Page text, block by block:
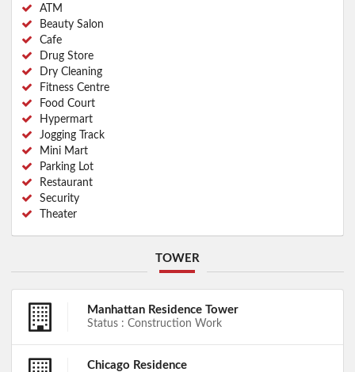
ATM
Beauty Salon
Cafe
Drug Store
Dry Cleaning
Fitness Centre
Food Court
Hypermart
Jogging Track
Mini Mart
Parking Lot
Restaurant
Security
Theater
TOWER
Manhattan Residence Tower
Status : Construction Work
Chicago Residence